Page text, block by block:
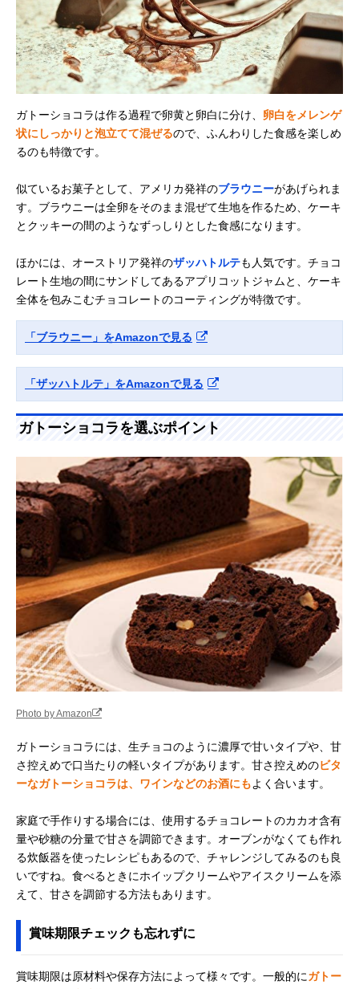
ガトーショコラは作る過程で卵黄と卵白に分け、 卵白をメレンゲ
状にしっかりと泡立てて混ぜるので、ふんわりした食感を楽しめ
るのも特徴です。
似ているお菓子として、アメリカ発祥のブラウニーがあげられま
す。ブラウニーは全卵をそのまま混ぜて生地を作るため、ケーキ
とクッキーの間のようなずっしりとした食感になります。
ほかには、オーストリア発祥のザッハトルテも人気です。チョコ
レート生地の間にサンドしてあるアプリコットジャムと、ケーキ
全体を包みこむチョコレートのコーティングが特徴です。
「ブラウニー」をAmazonで見る
「ザッハトルテ」をAmazonで見る
ガトーショコラを選ぶポイント
Photo by Amazon
ガトーショコラには、生チョコのように濃厚で甘いタイプや、甘
さ控えめで口当たりの軽いタイプがあります。甘さ控えめのビタ
ーなガトーショコラは、ワインなどのお酒にもよく合います。
家庭で手作りする場合には、使用するチョコレートのカカオ含有
量や砂糖の分量で甘さを調節できます。オーブンがなくても作れ
る炊飯器を使ったレシピもあるので、チャレンジしてみるのも良
いですね。食べるときにホイップクリームやアイスクリームを添
えて、甘さを調節する方法もあります。
賞味期限チェックも忘れずに
賞味期限は原材料や保存方法によって様々です。一般的にガトー